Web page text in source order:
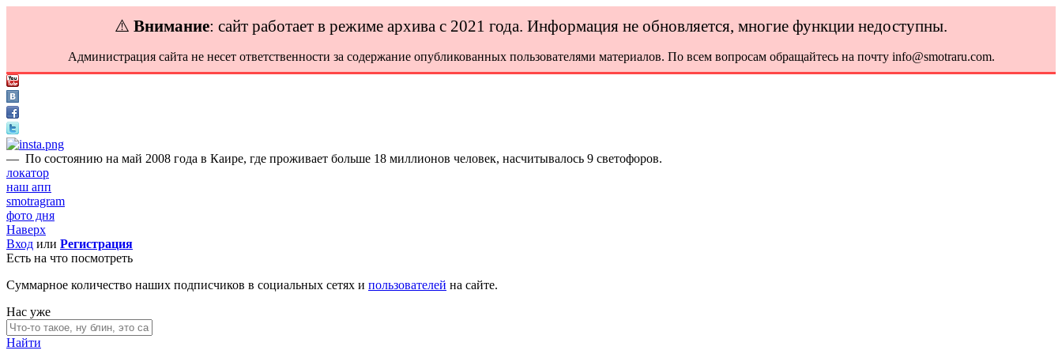
⚠️ Внимание: сайт работает в режиме архива с 2021 года. Информация не обновляется, многие функции недоступны.
Администрация сайта не несет ответственности за содержание опубликованных пользователями материалов. По всем вопросам обращайтесь на почту info@smotraru.com.
— По состоянию на май 2008 года в Каире, где проживает больше 18 миллионов человек, насчитывалось 9 светофоров.
локатор
наш апп
smotragram
фото дня
Наверх
Вход или Регистрация
Есть на что посмотреть
Суммарное количество наших подписчиков в социальных сетях и пользователей на сайте.
Нас уже
Найти